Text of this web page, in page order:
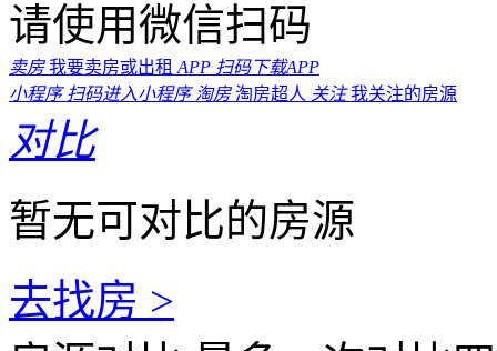
请使用微信扫码
卖房 我要卖房或出租 APP 扫码下载APP
小程序 扫码进入小程序 淘房 淘房超人 关注 我关注的房源
对比
暂无可对比的房源
去找房 >